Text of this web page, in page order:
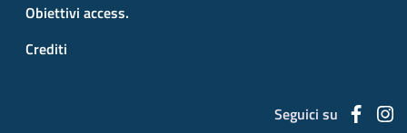
Obiettivi access.
Crediti
Seguici su